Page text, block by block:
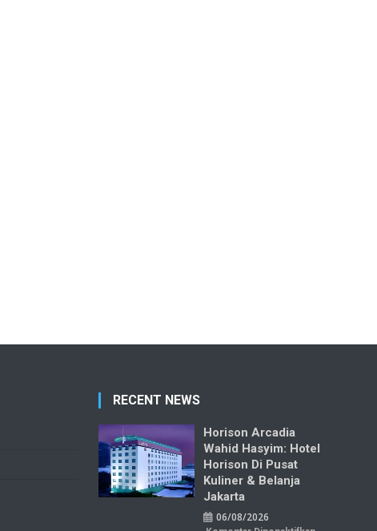
RECENT NEWS
Horison Arcadia
Wahid Hasyim: Hotel
Horison Di Pusat
Kuliner & Belanja
Jakarta
06/08/2026